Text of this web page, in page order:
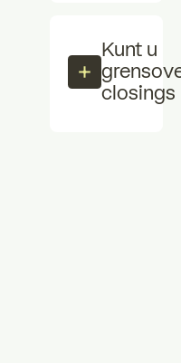
Kunt u
closings